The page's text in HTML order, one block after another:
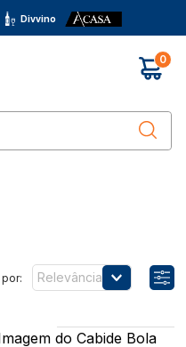
Divvino
0
Relevância